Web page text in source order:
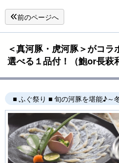
前のページへ
＜真河豚・虎河豚＞がコ
選べる１品付！（鮑or長萩
■ ふぐ祭り ■ 旬の河豚を堪能♪～